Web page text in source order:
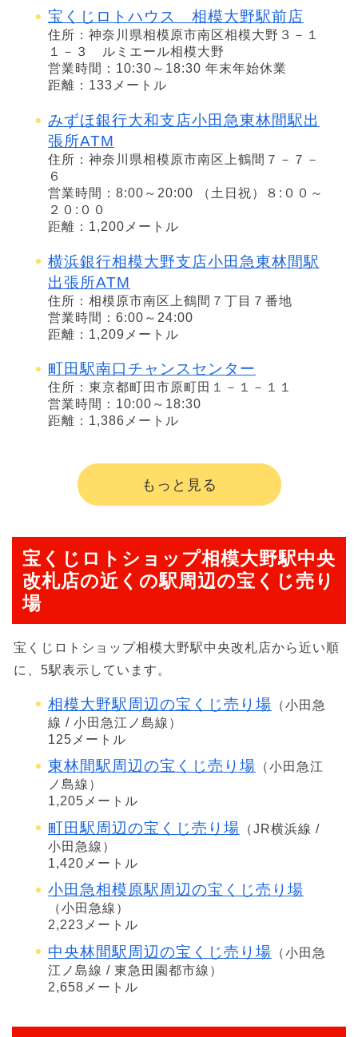
宝くじロトハウス 相模大野駅前店
住所：神奈川県相模原市南区相模大野３－１
１－３ ルミエール相模大野
営業時間：10:30～18:30 年末年始休業
距離：133メートル
みずほ銀行大和支店小田急東林間駅出
張所ATM
住所：神奈川県相模原市南区上鶴間７－７－
６
営業時間：8:00～20:00 （土日祝）８:００～
２０:００
距離：1,200メートル
横浜銀行相模大野支店小田急東林間駅
出張所ATM
住所：相模原市南区上鶴間７丁目７番地
営業時間：6:00～24:00
距離：1,209メートル
町田駅南口チャンスセンター
住所：東京都町田市原町田１－１－１１
営業時間：10:00～18:30
距離：1,386メートル
もっと見る
宝くじロトショップ相模大野駅中央
改札店の近くの駅周辺の宝くじ売り
場
宝くじロトショップ相模大野駅中央改札店から近い順
に、5駅表示しています。
相模大野駅周辺の宝くじ売り場 （小田急
線 / 小田急江ノ島線）
125メートル
東林間駅周辺の宝くじ売り場 （小田急江
ノ島線）
1,205メートル
町田駅周辺の宝くじ売り場 （JR横浜線 /
小田急線）
1,420メートル
小田急相模原駅周辺の宝くじ売り場
（小田急線）
2,223メートル
中央林間駅周辺の宝くじ売り場 （小田急
江ノ島線 / 東急田園都市線）
2,658メートル